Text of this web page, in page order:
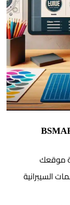
موقعك
السيبرانية